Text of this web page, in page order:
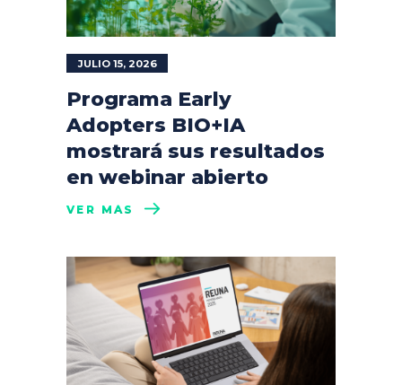
JULIO 15, 2026
Programa Early
Adopters BIO+IA
mostrará sus resultados
en webinar abierto
VER MÁS